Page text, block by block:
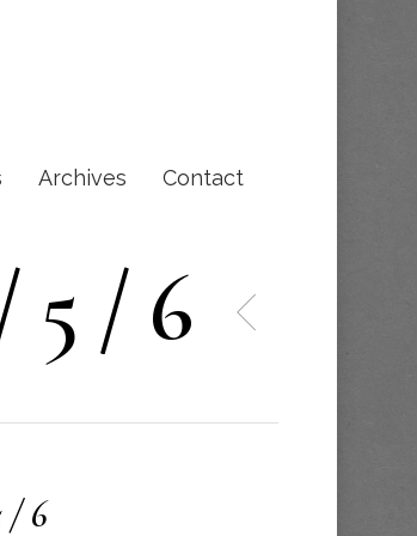
Archives Contact
5 / 6
/ 6